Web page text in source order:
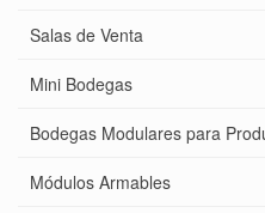
Salas de Venta
Mini Bodegas
Bodegas Modulares para
Módulos Armables